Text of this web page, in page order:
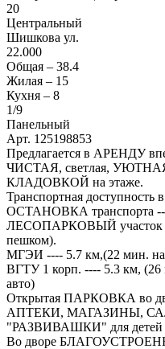
20
Центральный
Шишкова ул.
22.000
Общая – 38.4
Жилая – 15
Кухня – 8
1/9
Панельный
Арт. 125198853
Предлагается в АРЕНДУ
ЧИСТАЯ, светлая, УЮТНАЯ,
КЛАДОВКОЙ на этаже.
Транспортная доступность
ОСТАНОВКА транспорта
ЛЕСОПАРКОВЫЙ участок
пешком).
МГЭИ ---- 5.7 км,(22 мин. на
ВГТУ 1 корп. ---- 5.3 км, (26
авто)
Открытая ПАРКОВКА во
АПТЕКИ, МАГАЗИНЫ,
"РАЗВИВАШКИ" для
Во дворе